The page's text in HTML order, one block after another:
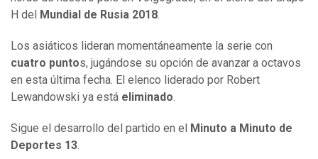
H del
Mundial de Rusia 2018.
Los asiáticos lideran momentáneamente la serie con
cuatro puntos, jugándose su opción de avanzar a octavos
en esta última fecha. El elenco liderado por Robert
Lewandowski ya está eliminado.
Sigue el desarrollo del partido en el
Minuto a Minuto de
Deportes 13.